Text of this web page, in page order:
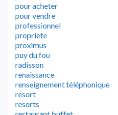
pour acheter
pour vendre
professionnel
propriete
proximus
puy du fou
radisson
renaissance
renseignement téléphonique
resort
resorts